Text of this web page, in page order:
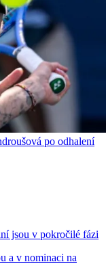
po odhalení
jsou v pokročilé fázi
a v nominaci na